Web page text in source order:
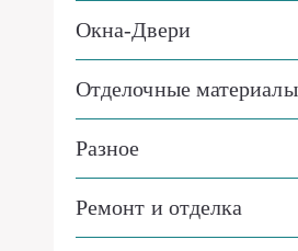
Окна-Двери
Отделочные материалы
Разное
Ремонт и отделка